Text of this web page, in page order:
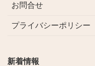
お問合せ
プライバシーポリシー
新着情報